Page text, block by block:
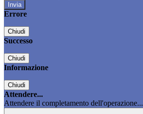
Errore
Chiudi
Successo
Chiudi
Informazione
Chiudi
Attendere...
Attendere il completamento dell'operazione...